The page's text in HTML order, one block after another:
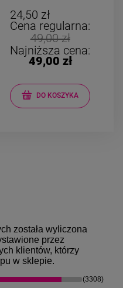
24,50 zł
Cena regularna:
49,00 zł
Najniższa cena:
49,00 zł
DO KOSZYKA
została wyliczona
przez
klientów, którzy
w sklepie.
(3308)